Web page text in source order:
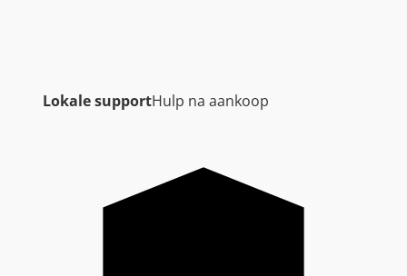
Lokale supportHulp na aankoop